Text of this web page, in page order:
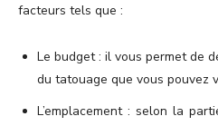
facteurs tels que :
Le budget : il vous permet de
du tatouage que vous pouvez
L’emplacement : selon la